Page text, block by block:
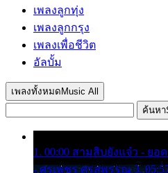
เพลงลูกทุ่ง
เพลงลูกกรุง
เพลงเพื่อชีวิต
อัลบั้ม
เพลงทั้งหมด Music All
ค้นหา
1. 00:00 สามสิบยังแจ๋ว - ยอ
- ศรเพชร ศรสุพรรณ 3.